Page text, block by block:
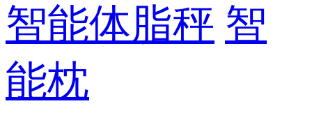
智能体脂秤 智
能枕